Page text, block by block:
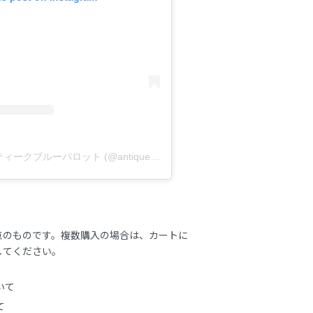
A post shared by アンティークブルーパロット (@antique_blueparrot)
ものです。複数購入の場合は、カートに
ください。
て